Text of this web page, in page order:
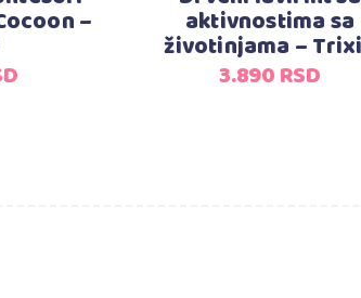
– aktivnostima sa
životinjama –
3.890RSD